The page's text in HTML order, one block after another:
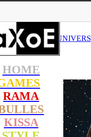
HOME
RAMA
KISSA
UNIVERS